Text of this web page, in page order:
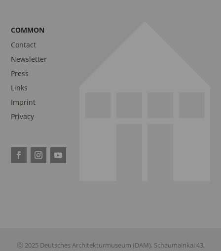
COMMON
Contact
Newsletter
Press
Links
Imprint
Privacy
ⓒ 2025 Deutsches Architekturmuseum (DAM), Schaumainkai 43,